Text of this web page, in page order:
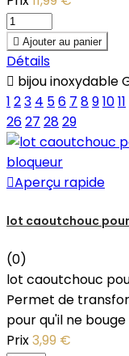
 Ajouter au panier
Détails
 bijou inoxydable
1 23 4 56 7 891011
2627 2829
Aperçu rapide
lot caoutchouc
(0)
lot caoutchouc
Permet de
pour qu'il ne
Prix3,99 €